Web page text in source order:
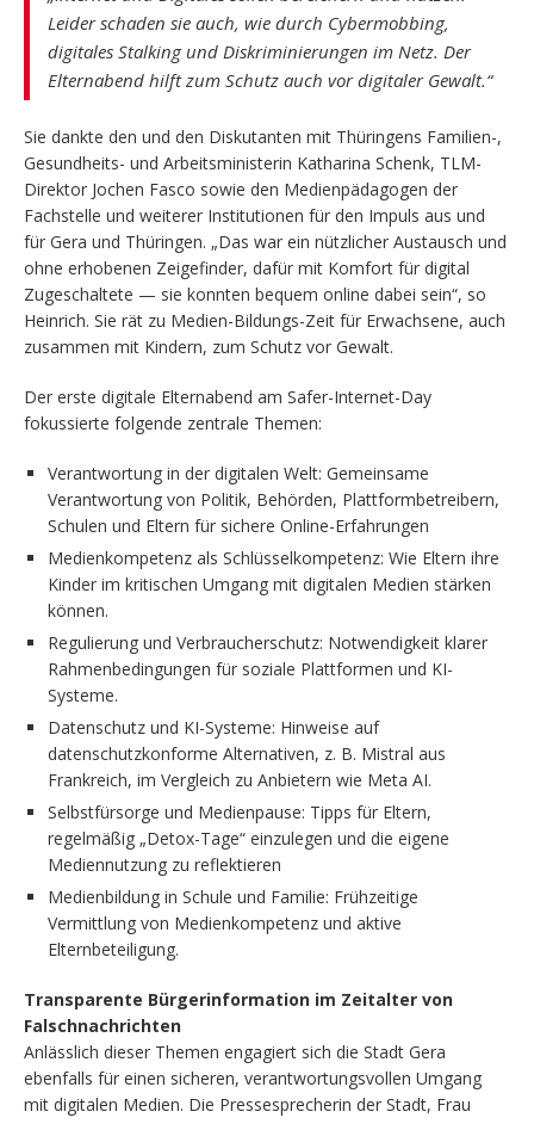
Leider schaden sie auch, wie durch Cybermobbing,
digitales Stalking und Diskriminierungen im Netz. Der
Elternabend hilft zum Schutz auch vor digitaler Gewalt.“
Sie dankte den und den Diskutanten mit Thüringens Familien-,
Gesundheits- und Arbeitsministerin Katharina Schenk, TLM-
Direktor Jochen Fasco sowie den Medienpädagogen der
Fachstelle und weiterer Institutionen für den Impuls aus und
für Gera und Thüringen. „Das war ein nützlicher Austausch und
ohne erhobenen Zeigefinder, dafür mit Komfort für digital
Zugeschaltete — sie konnten bequem online dabei sein“, so
Heinrich. Sie rät zu Medien-Bildungs-Zeit für Erwachsene, auch
zusammen mit Kindern, zum Schutz vor Gewalt.
Der erste digitale Elternabend am Safer-Internet-Day
fokussierte folgende zentrale Themen:
Verantwortung in der digitalen Welt: Gemeinsame
Verantwortung von Politik, Behörden, Plattformbetreibern,
Schulen und Eltern für sichere Online-Erfahrungen
Medienkompetenz als Schlüsselkompetenz: Wie Eltern ihre
Kinder im kritischen Umgang mit digitalen Medien stärken
können.
Regulierung und Verbraucherschutz: Notwendigkeit klarer
Rahmenbedingungen für soziale Plattformen und KI-
Systeme.
Datenschutz und KI-Systeme: Hinweise auf
datenschutzkonforme Alternativen, z. B. Mistral aus
Frankreich, im Vergleich zu Anbietern wie Meta AI.
Selbstfürsorge und Medienpause: Tipps für Eltern,
regelmäßig „Detox-Tage“ einzulegen und die eigene
Mediennutzung zu reflektieren
Medienbildung in Schule und Familie: Frühzeitige
Vermittlung von Medienkompetenz und aktive
Elternbeteiligung.
Transparente Bürgerinformation im Zeitalter von
Falschnachrichten
Anlässlich dieser Themen engagiert sich die Stadt Gera
ebenfalls für einen sicheren, verantwortungsvollen Umgang
mit digitalen Medien. Die Pressesprecherin der Stadt, Frau